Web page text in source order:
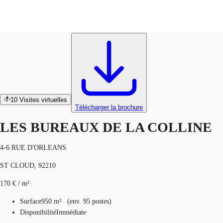
Données marchés
10 Visites virtuelles
Télécharger la brochure
LES BUREAUX DE LA COLLINE
4-6 RUE D'ORLEANS
ST CLOUD, 92210
170 € / m²
Surface950 m² (env. 95 postes)
DisponibilitéImmédiate